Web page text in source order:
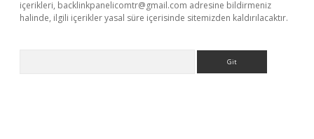
içerikleri, backlinkpanelicomtr@gmail.com adresine bildirmeniz
halinde, ilgili içerikler yasal süre içerisinde sitemizden kaldırılacaktır.